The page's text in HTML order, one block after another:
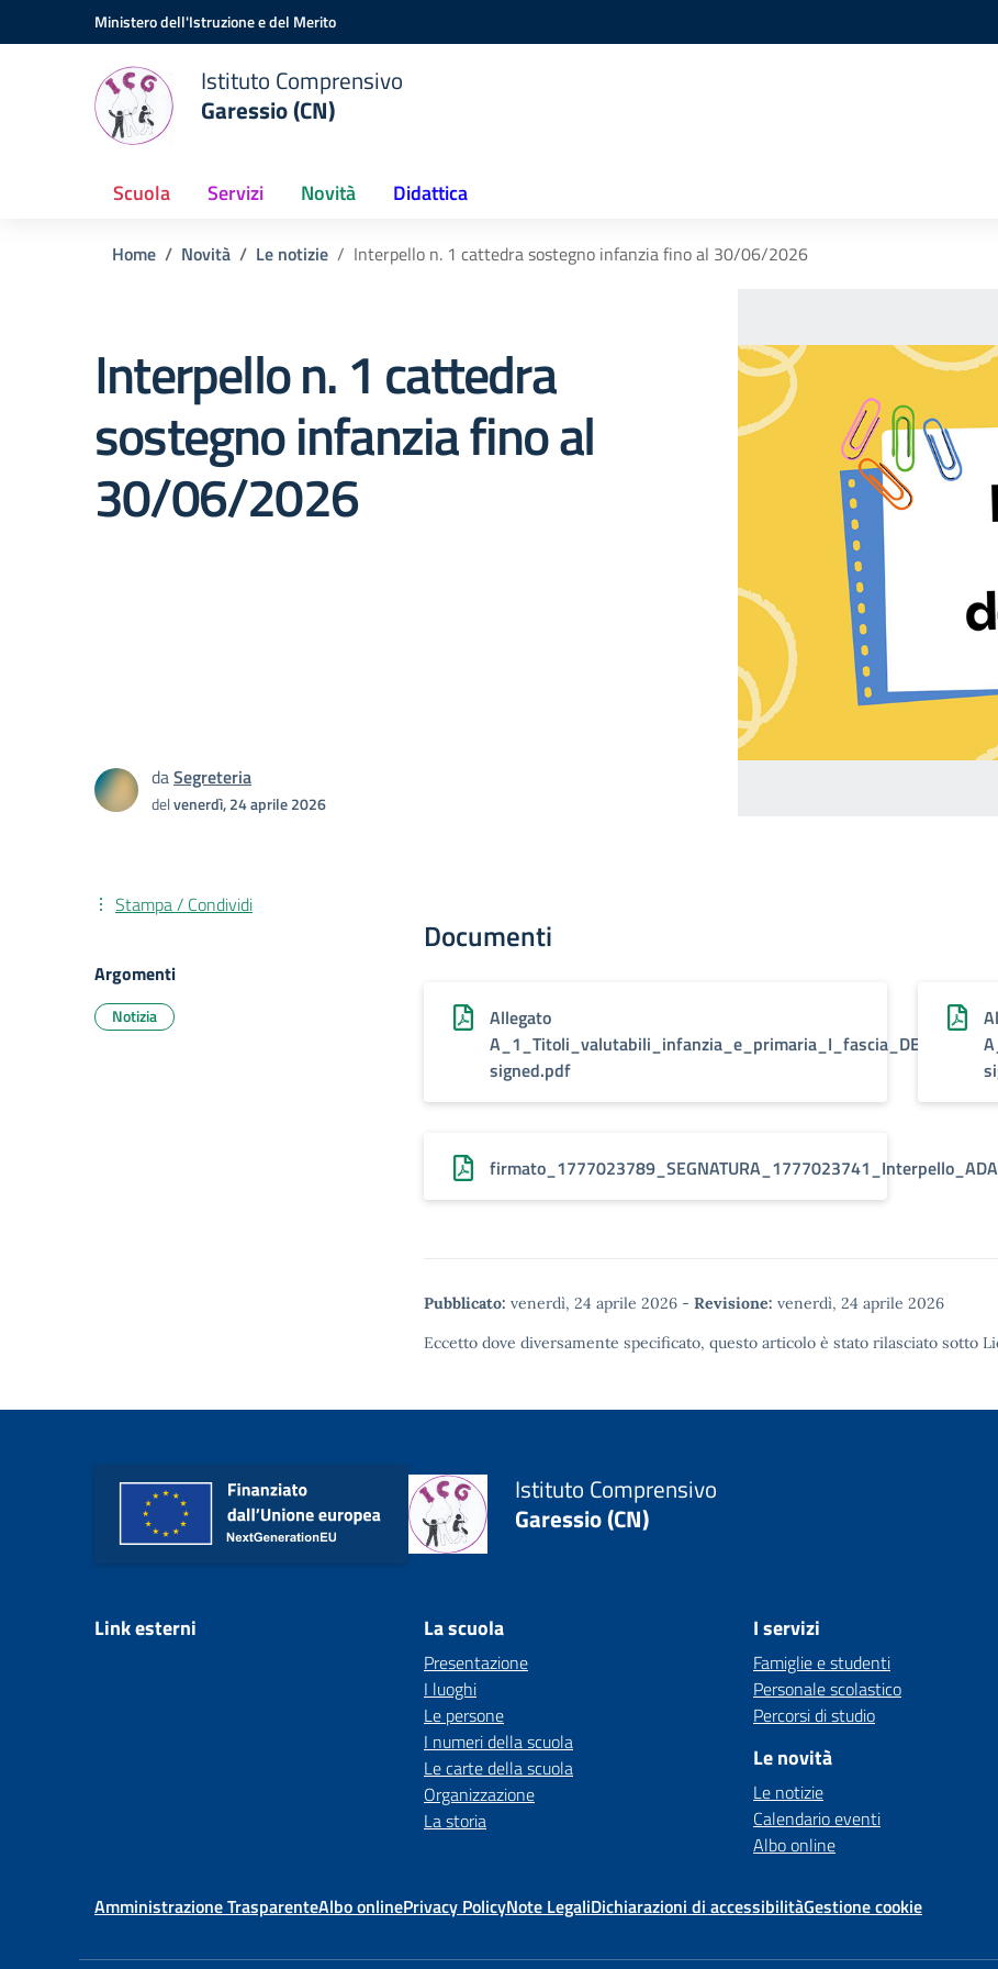
Vai ai contenuti
Vai al menu di navigazioneMinistero dell'Istruzione e del Merito
Istituto Comprensivo
Garessio (CN)
Scuola Servizi Novità Didattica
Home Novità Le notizie Interpello n. 1 cattedra sostegno infanzia fino al 30/06/2026
Interpello n. 1 cattedra
sostegno infanzia fino al
30/06/2026
daSegreteria
delvenerdì, 24 aprile 2026
Documenti
Allegato
A_1_Titoli_valutabili_infanzia_e_primaria_I_fascia_DEF-
signed.pdf
Pubblicato: venerdì, 24 aprile 2026 - Revisione: venerdì, 24 aprile 2026
Eccetto dove diversamente specificato, questo articolo è stato rilasciato sotto
Stampa / Condividi
Argomenti
Notizia
Istituto Comprensivo
Garessio (CN)
Link esterni La scuola
Presentazione
I luoghi
Le persone
I numeri della scuola
Le carte della scuola
Organizzazione
La storia
I servizi
Famiglie e studenti
Personale scolastico
Percorsi di studio
Le novità
Le notizie
Calendario eventi
Albo online
Amministrazione TrasparenteAlbo onlinePrivacy PolicyNote LegaliDichiarazioni di accessibilitàGestione cookie